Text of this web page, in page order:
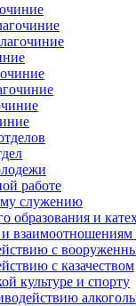
работе
служению
образования и
и
с
с казачеством
культуре и спорту